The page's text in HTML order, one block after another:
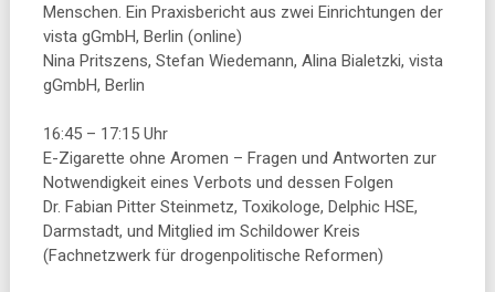
Menschen. Ein Praxisbericht aus zwei Einrichtungen der
vista gGmbH, Berlin (online)
Nina Pritszens, Stefan Wiedemann, Alina Bialetzki, vista
gGmbH, Berlin
16:45 – 17:15 Uhr
E-Zigarette ohne Aromen – Fragen und Antworten zur
Notwendigkeit eines Verbots und dessen Folgen
Dr. Fabian Pitter Steinmetz, Toxikologe, Delphic HSE,
Darmstadt, und Mitglied im Schildower Kreis
(Fachnetzwerk für drogenpolitische Reformen)